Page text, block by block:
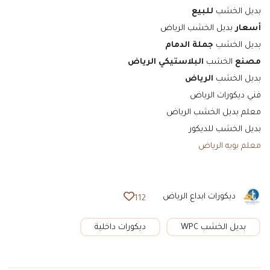
بديل الخشب للبيع
أسعار بديل الخشب الرياض
بديل الخشب جملة الدمام
مصنع الخشب البلاستيكي الرياض
بديل الخشب الرياض
فني ديكورات الرياض
معلم بديل الخشب الرياض
بديل الخشب للديكور
معلم بويه الرياض
ديكورات ابداع الرياض 112
بديل الخشب WPC ديكورات داخلية